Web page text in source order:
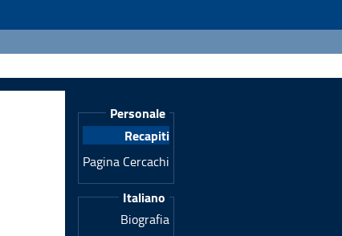
Personale
Recapiti
Pagina Cercachi
Italiano
Biografia